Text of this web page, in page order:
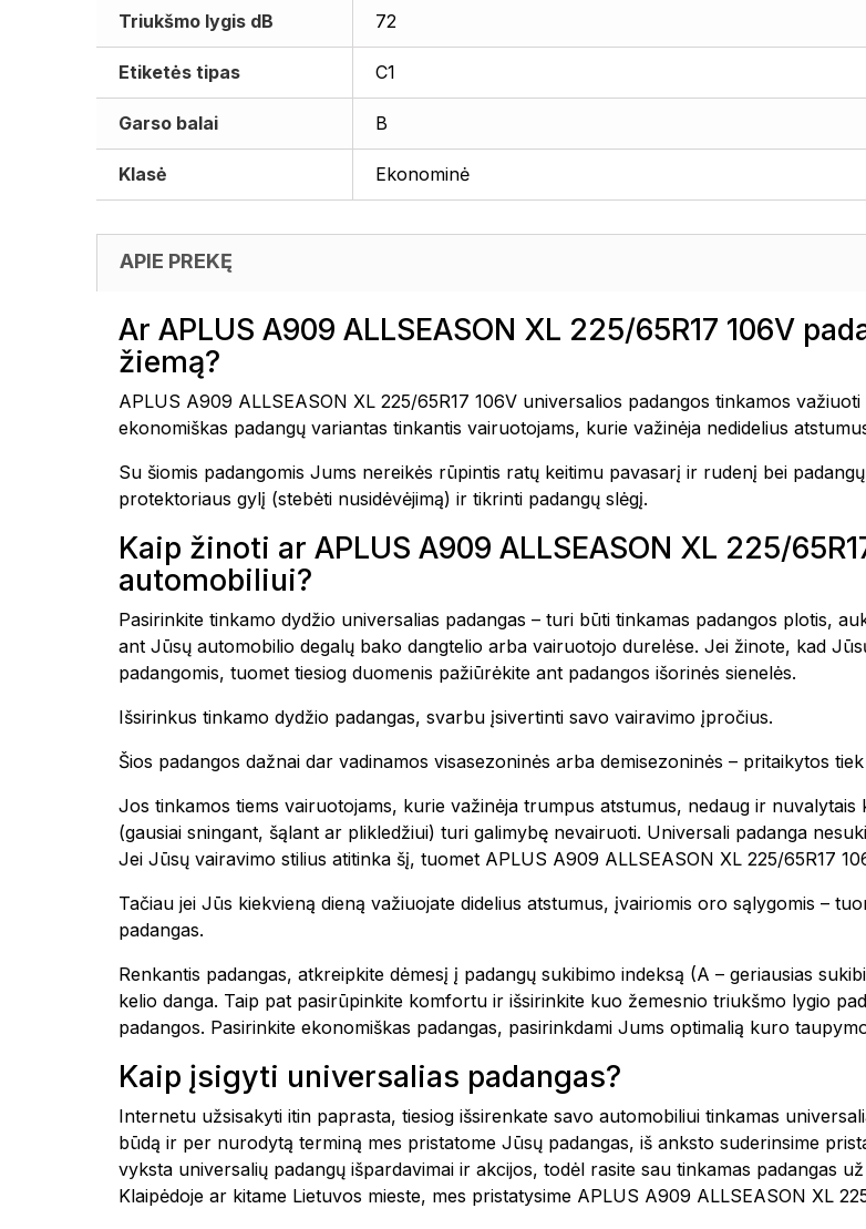
Triukšmo lygis dB 72
Etiketės tipas C1
Garso balai B
Klasė Ekonominė
APIE PREKĘ
Ar APLUS A909 ALLSEASON XL 225/65R17 106V
žiemą?
APLUS A909 ALLSEASON XL 225/65R17 106V universalios padangos tinkamos
ekonomiškas padangų variantas tinkantis vairuotojams, kurie važinėja nedidelius
Su šiomis padangomis Jums nereikės rūpintis ratų keitimu pavasarį ir rudenį bei
protektoriaus gylį (stebėti nusidėvėjimą) ir tikrinti padangų slėgį.
Kaip žinoti ar APLUS A909 ALLSEASON XL 225/
automobiliui?
Pasirinkite tinkamo dydžio universalias padangas – turi būti tinkamas padangos plotis,
ant Jūsų automobilio degalų bako dangtelio arba vairuotojo durelėse. Jei žinote, kad
padangomis, tuomet tiesiog duomenis pažiūrėkite ant padangos išorinės sienelės.
Išsirinkus tinkamo dydžio padangas, svarbu įsivertinti savo vairavimo įpročius.
Šios padangos dažnai dar vadinamos visasezoninės arba demisezoninės – pritaikytos
Jos tinkamos tiems vairuotojams, kurie važinėja trumpus atstumus, nedaug ir nuvalytais
(gausiai sningant, šąlant ar plikledžiui) turi galimybę nevairuoti. Universali padanga
Jei Jūsų vairavimo stilius atitinka šį, tuomet APLUS A909 ALLSEASON XL 225/65R17
Tačiau jei Jūs kiekvieną dieną važiuojate didelius atstumus, įvairiomis oro sąlygomis –
padangas.
Renkantis padangas, atkreipkite dėmesį į padangų sukibimo indeksą (A – geriausias
kelio danga. Taip pat pasirūpinkite komfortu ir išsirinkite kuo žemesnio triukšmo lygio
padangos. Pasirinkite ekonomiškas padangas, pasirinkdami Jums optimalią kuro
Kaip įsigyti universalias padangas?
Internetu užsisakyti itin paprasta, tiesiog išsirenkate savo automobiliui tinkamas
būdą ir per nurodytą terminą mes pristatome Jūsų padangas, iš anksto suderinsime
vyksta universalių padangų išpardavimai ir akcijos, todėl rasite sau tinkamas padangas
Klaipėdoje ar kitame Lietuvos mieste, mes pristatysime APLUS A909 ALLSEASON XL